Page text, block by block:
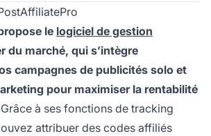
le logiciel de gestion
du marché, qui s’intègre
campagnes de publicités solo et
pour maximiser la rentabilité
Grâce à ses fonctions de tracking
attribuer des codes affiliés